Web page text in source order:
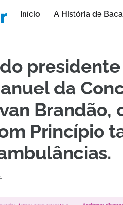
Início A História de
da
Brandão,
Princípio